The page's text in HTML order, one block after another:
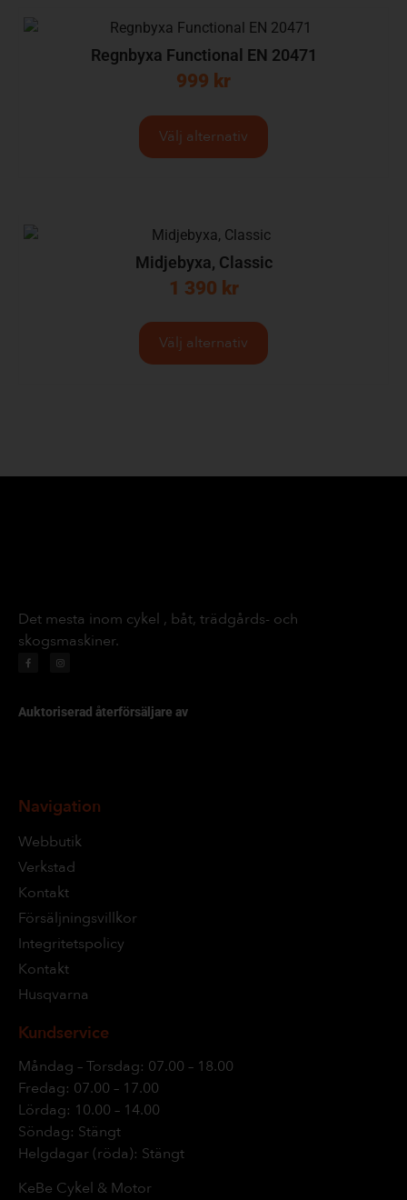
Regnbyxa Functional EN 20471
999 kr
Välj alternativ
Midjebyxa, Classic
1 390 kr
Välj alternativ
Det mesta inom cykel , båt, trädgårds- och
skogsmaskiner.
Auktoriserad återförsäljare av
Navigation
Webbutik
Verkstad
Kontakt
Försäljningsvillkor
Integritetspolicy
Kontakt
Husqvarna
Kundservice
Måndag – Torsdag: 07.00 – 18.00
Fredag: 07.00 – 17.00
Lördag: 10.00 – 14.00
Söndag: Stängt
Helgdagar (röda): Stängt
KeBe Cykel & Motor